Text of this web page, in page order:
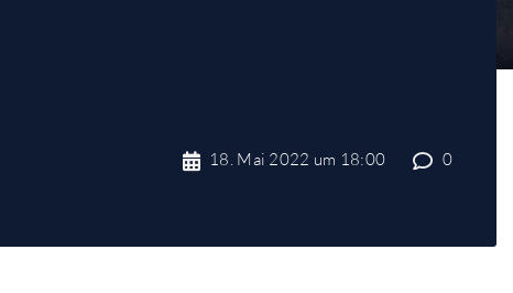
18. Mai 2022 um 18:00 0